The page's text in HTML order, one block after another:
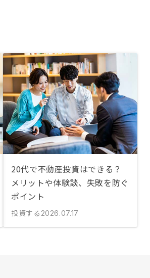
20代で不動産投資はできる？
メリットや体験談、失敗を防ぐ
ポイント
投資する 2026.07.17